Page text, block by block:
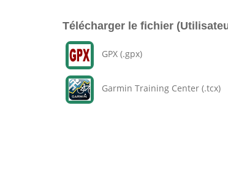
Télécharger le fichier
GPX (.gpx)
Garmin Training Center (.tcx)